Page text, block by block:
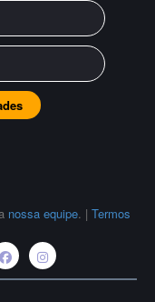
nossa equipe. | Termos